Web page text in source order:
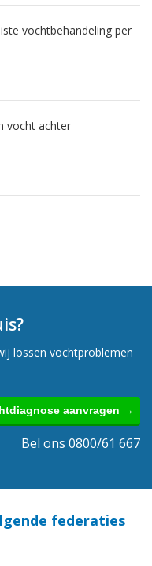
vochtbehandeling per
vocht achter
lossen vochtproblemen
aanvragen →
Bel ons 0800/61 667
federaties